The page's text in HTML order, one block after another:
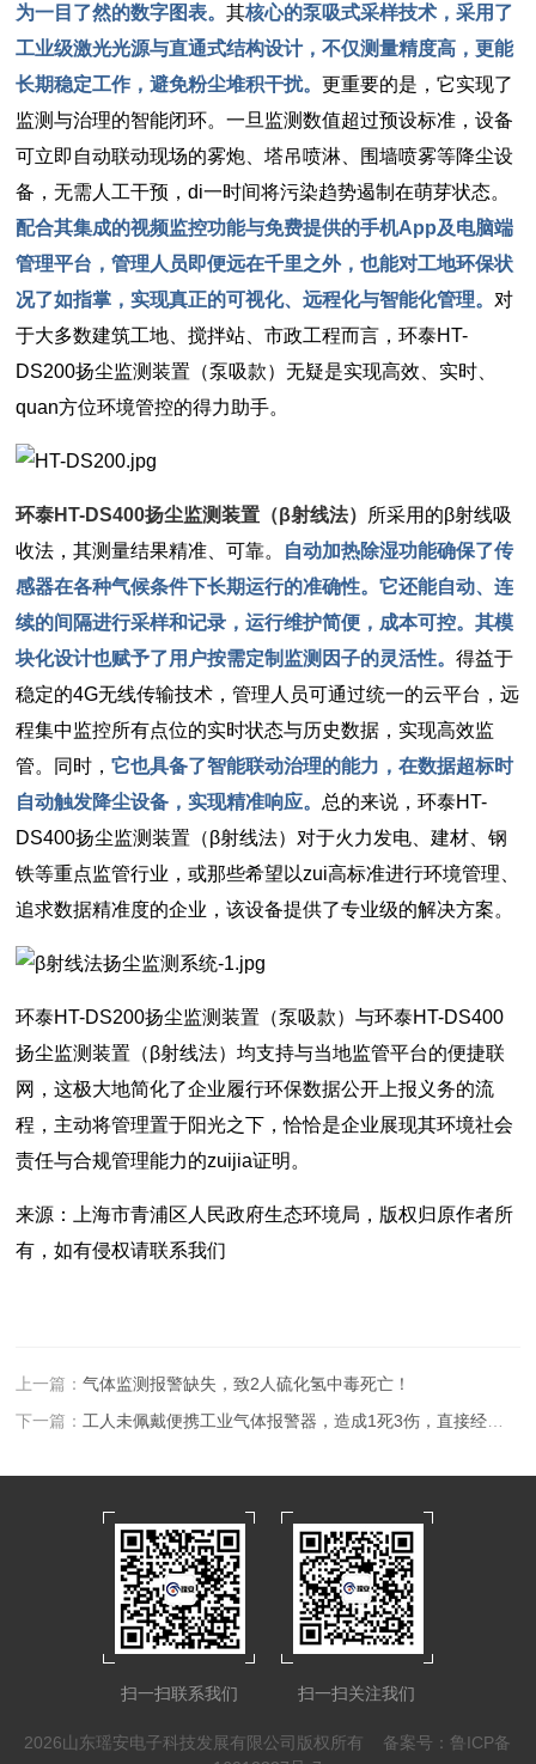
为一目了然的数字图表。其核心的泵吸式采样技术，采用了
工业级激光光源与直通式结构设计，不仅测量精度高，更能
长期稳定工作，避免粉尘堆积干扰。更重要的是，它实现了
监测与治理的智能闭环。一旦监测数值超过预设标准，设备
可立即自动联动现场的雾炮、塔吊喷淋、围墙喷雾等降尘设
备，无需人工干预，di一时间将污染趋势遏制在萌芽状态。
配合其集成的视频监控功能与免费提供的手机App及电脑端
管理平台，管理人员即便远在千里之外，也能对工地环保状
况了如指掌，实现真正的可视化、远程化与智能化管理。 对
于大多数建筑工地、搅拌站、市政工程而言，环泰HT-
DS200扬尘监测装置（泵吸款）无疑是实现高效、实时、
quan方位环境管控的得力助手。
环泰HT-DS400扬尘监测装置（β射线法） 所采用的β射线吸
收法，其测量结果精准、可靠。 自动加热除湿功能确保了传
感器在各种气候条件下长期运行的准确性。它还能自动、连
续的间隔进行采样和记录，运行维护简便，成本可控。其模
块化设计也赋予了用户按需定制监测因子的灵活性。得益于
稳定的4G无线传输技术，管理人员可通过统一的云平台，远
程集中监控所有点位的实时状态与历史数据，实现高效监
管。同时，它也具备了智能联动治理的能力，在数据超标时
自动触发降尘设备，实现精准响应。 总的来说，环泰HT-
DS400扬尘监测装置（β射线法）对于火力发电、建材、钢
铁等重点监管行业，或那些希望以zui高标准进行环境管理、
追求数据精准度的企业，该设备提供了专业级的解决方案。
环泰HT-DS200扬尘监测装置（泵吸款）与环泰HT-DS400
扬尘监测装置（β射线法）均支持与当地监管平台的便捷联
网，这极大地简化了企业履行环保数据公开上报义务的流
程，主动将管理置于阳光之下，恰恰是企业展现其环境社会
责任与合规管理能力的zuijia证明。
来源：上海市青浦区人民政府生态环境局，版权归原作者所
有，如有侵权请联系我们
上一篇：气体监测报警缺失，致2人硫化氢中毒死亡！
下一篇： 工人未佩戴便携工业气体报警器，造成1死3伤，直接经济损失190万元
扫一扫联系我们 扫一扫关注我们
2026山东瑶安电子科技发展有限公司版权所有 备案号：鲁ICP备